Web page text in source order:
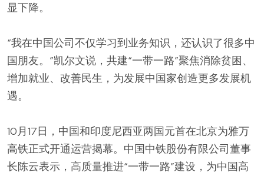
显下降。
“我在中国公司不仅学习到业务知识，还认识了很多中
国朋友。”凯尔文说，共建“一带一路”聚焦消除贫困、
增加就业、改善民生，为发展中国家创造更多发展机
遇。
10月17日，中国和印度尼西亚两国元首在北京为雅万
高铁正式开通运营揭幕。中国中铁股份有限公司董事
长陈云表示，高质量推进“一带一路”建设，为中国高